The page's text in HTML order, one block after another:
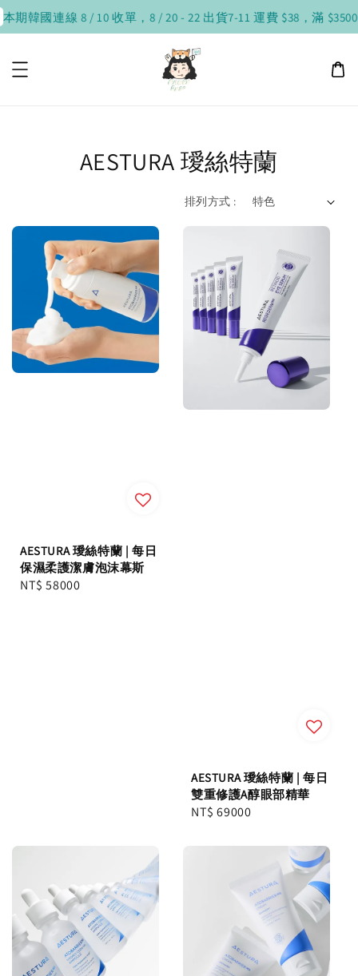
期韓國連線 8 / 10 收單，8 / 20 - 22 出貨7-11 運費 $38，滿 $3500
AESTURA 璦絲特蘭
排列方式 :
AESTURA 璦絲特蘭 | 每日
保濕柔護潔膚泡沫幕斯
Regular
NT$ 58000
AESTURA 璦絲特蘭 | 每日
雙重修護A醇眼部精華
Regular
NT$ 69000